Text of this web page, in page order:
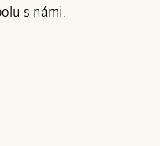
s námi.